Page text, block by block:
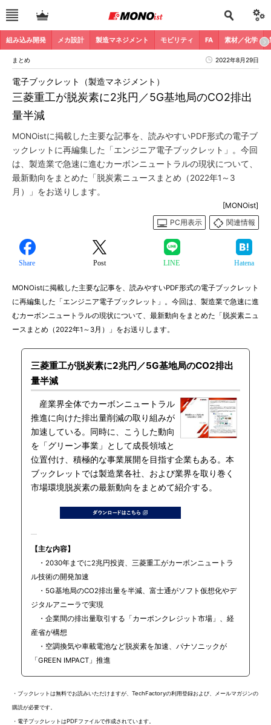
組み込み開発 メカ設計 製造マネジメント モビリティ FA 素材／化学
まとめ 2022年8月29日
三菱重工が脱炭素に2兆円／5G基地局のCO2排出
量半減
電子ブックレット（製造マネジメント）
MONOistに掲載した主要な記事を、読みやすいPDF形式の電子ブ
ックレットに再編集した「エンジニア電子ブックレット」。今回
は、製造業で急速に進むカーボンニュートラルの現状について、
最新動向をまとめた「脱炭素ニュースまとめ（2022年1～3
月）」をお送りします。
[MONOist]
PC用表示
関連情報
Share Post LINE Hatena
MONOistに掲載した主要な記事を、読みやすいPDF形式の電子ブックレット
に再編集した「エンジニア電子ブックレット」。今回は、製造業で急速に進
むカーボンニュートラルの現状について、最新動向をまとめた「脱炭素ニュ
ースまとめ（2022年1～3月）」をお送りします。
三菱重工が脱炭素に2兆円／5G基地局のCO2排出
量半減
産業界全体でカーボンニュートラル
推進に向けた排出量削減の取り組みが
加速している。同時に、こうした動向
を「グリーン事業」として成長領域と
位置付け、積極的な事業展開を目指す企業もある。本
ブックレットでは製造業各社、および業界を取り巻く
市場環境脱炭素の最新動向をまとめて紹介する。
【主な内容】
・2030年までに2兆円投資、三菱重工がカーボンニュートラ
ル技術の開発加速
・5G基地局のCO2排出量を半減、富士通がソフト仮想化やデ
ジタルアニーラで実現
・企業間の排出量取引する「カーボンクレジット市場」、経
産省が構想
・空調換気や車載電池など脱炭素を加速、パナソニックが
「GREEN IMPACT」推進
・ブックレットは無料でお読みいただけますが、TechFactoryの利用登録および、メールマガジンの
購読が必要です。
・電子ブックレットはPDFファイルで作成されています。